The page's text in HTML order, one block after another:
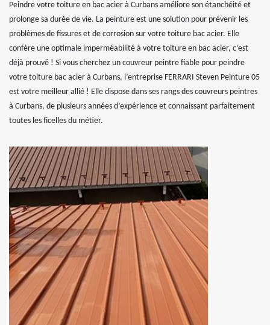
Peindre votre toiture en bac acier à Curbans améliore son étanchéité et
prolonge sa durée de vie. La peinture est une solution pour prévenir les
problèmes de fissures et de corrosion sur votre toiture bac acier. Elle
confère une optimale imperméabilité à votre toiture en bac acier, c’est
déjà prouvé ! Si vous cherchez un couvreur peintre fiable pour peindre
votre toiture bac acier à Curbans, l’entreprise FERRARI Steven Peinture 05
est votre meilleur allié ! Elle dispose dans ses rangs des couvreurs peintres
à Curbans, de plusieurs années d’expérience et connaissant parfaitement
toutes les ficelles du métier.